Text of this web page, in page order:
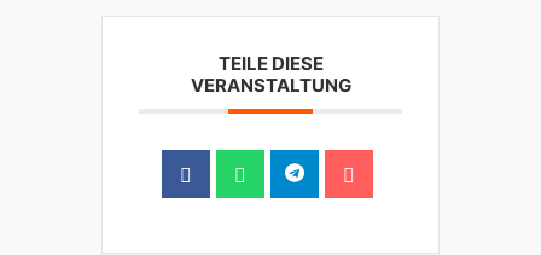
TEILE DIESE
VERANSTALTUNG